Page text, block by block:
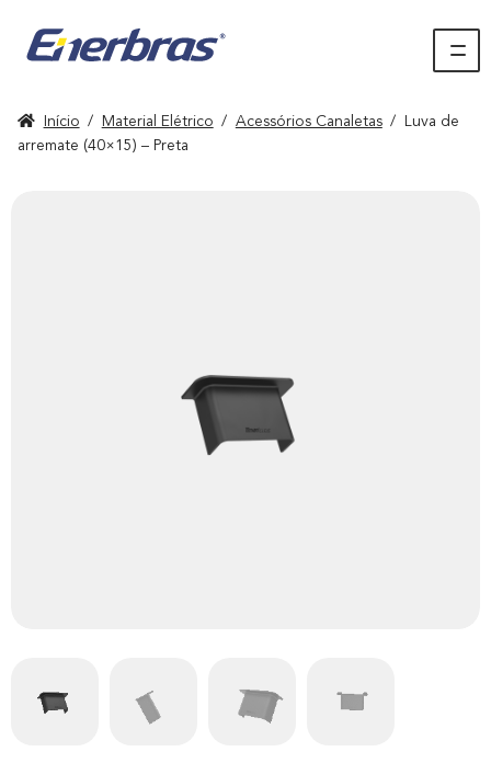
Início / Material Elétrico / Acessórios Canaletas /
Luva de
arremate (40×15) – Preta